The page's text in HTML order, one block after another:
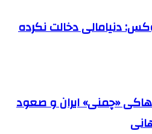
دنیامالی دخالت نکرده
هاکی «چمنی» ایران و صعود